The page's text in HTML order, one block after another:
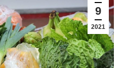
9
2021